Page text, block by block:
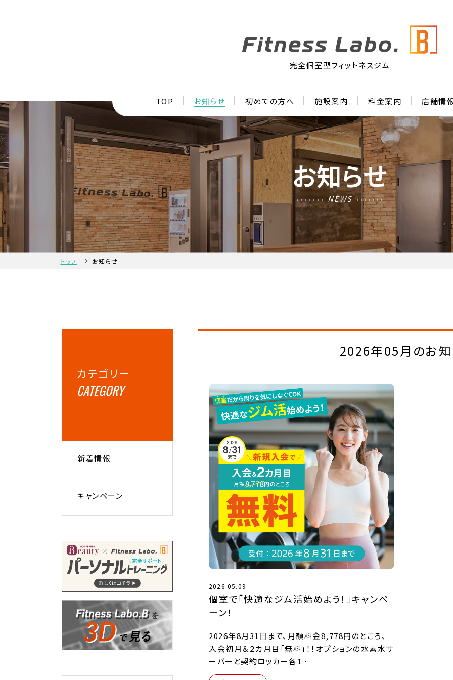
完全個室型フィットネスジム
TOP お知らせ 初めての方へ 施設案内 料金案内 店舗情
お知らせ
NEWS
トップ お知らせ
カテゴリー
CATEGORY
新着情報
キャンペーン
2026年05月のお
2026.05.09
個室で「快適なジム活始めよう！」キャンペ
ーン！
2026年8月31日まで、月額料金8,778円のところ、
入会初月＆２カ月目「無料」！！オプションの水素水サ
ーバーと契約ロッカー各1…